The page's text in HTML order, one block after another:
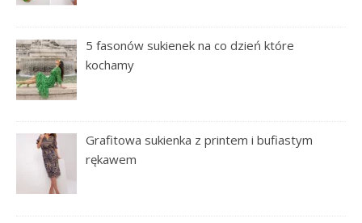
5 fasonów sukienek na co dzień które
kochamy
Grafitowa sukienka z printem i bufiastym
rękawem